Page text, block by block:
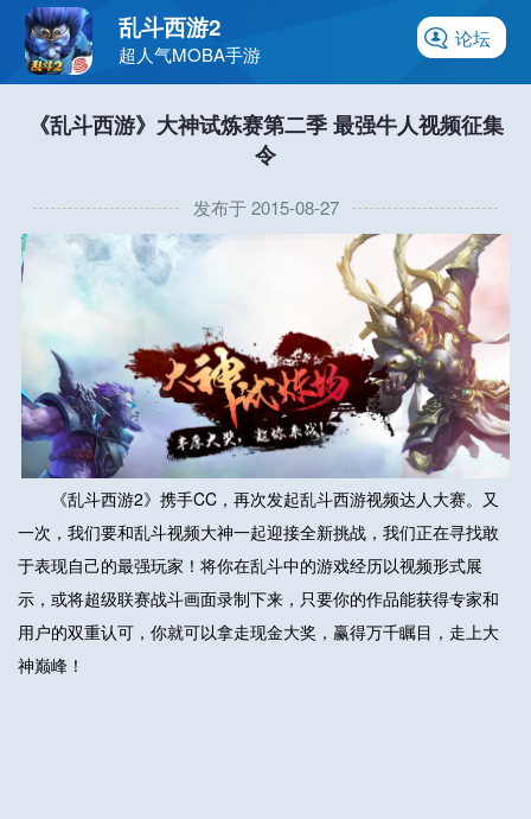
论坛
乱斗西游2
超人气MOBA手游
《乱斗西游》大神试炼赛第二季 最强牛人视频征集
令
发布于 2015-08-27
《乱斗西游2》携手CC，再次发起乱斗西游视频达人大赛。又
一次，我们要和乱斗视频大神一起迎接全新挑战，我们正在寻找敢
于表现自己的最强玩家！ 将你在乱斗中的游戏经历以视频形式展
示，或将超级联赛战斗画面录制下来 ，只要你的作品能获得专家和
用户的双重认可，你就可以拿走现金大奖，赢得万千瞩目，走上大
神巅峰！